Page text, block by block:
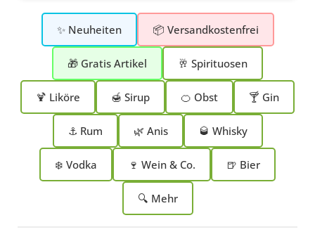
✨ Neuheiten 📦 Versandkostenfrei
🎁 Gratis Artikel 🥂 Spirituosen
🍹 Liköre 🍯 Sirup 🍊 Obst 🍸 Gin
⚓ Rum 🌿 Anis 🥃 Whisky
❄️ Vodka 🍷 Wein & Co. 🍺 Bier
🔍 Mehr